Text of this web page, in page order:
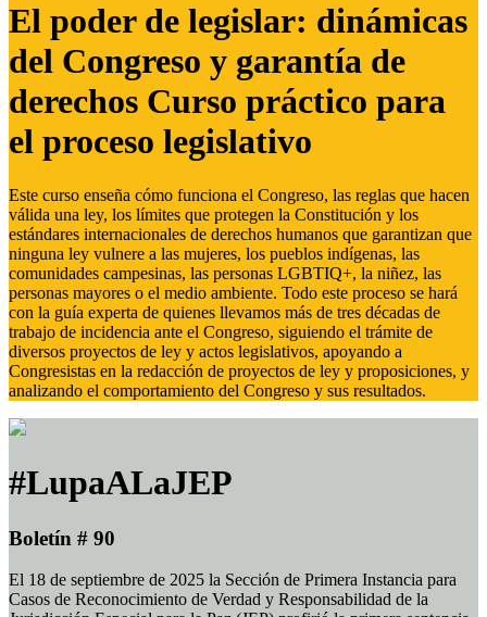
El poder de legislar: dinámicas
del Congreso y garantía de
derechos Curso práctico para
el proceso legislativo
Este curso enseña cómo funciona el Congreso, las reglas que hacen
válida una ley, los límites que protegen la Constitución y los
estándares internacionales de derechos humanos que garantizan que
ninguna ley vulnere a las mujeres, los pueblos indígenas, las
comunidades campesinas, las personas LGBTIQ+, la niñez, las
personas mayores o el medio ambiente. Todo este proceso se hará
con la guía experta de quienes llevamos más de tres décadas de
trabajo de incidencia ante el Congreso, siguiendo el trámite de
diversos proyectos de ley y actos legislativos, apoyando a
Congresistas en la redacción de proyectos de ley y proposiciones, y
analizando el comportamiento del Congreso y sus resultados.
#LupaALaJEP
Boletín # 90
El 18 de septiembre de 2025 la Sección de Primera Instancia para
Casos de Reconocimiento de Verdad y Responsabilidad de la